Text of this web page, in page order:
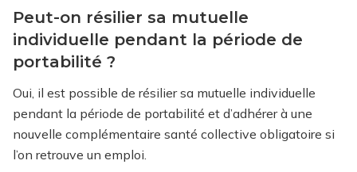
Peut-on résilier sa mutuelle
individuelle pendant la période de
portabilité ?
Oui, il est possible de résilier sa mutuelle individuelle
pendant la période de portabilité et d’adhérer à une
nouvelle complémentaire santé collective obligatoire si
l’on retrouve un emploi.